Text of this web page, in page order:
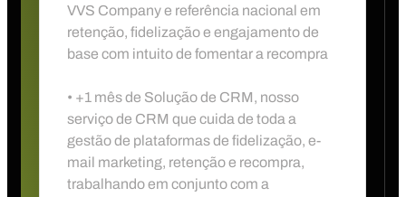
VVS Company e referência nacional em
retenção, fidelização e engajamento de
base com intuito de fomentar a recompra
• +1 mês de Solução de CRM, nosso
serviço de CRM que cuida de toda a
gestão de plataformas de fidelização, e-
mail marketing, retenção e recompra,
trabalhando em conjunto com a